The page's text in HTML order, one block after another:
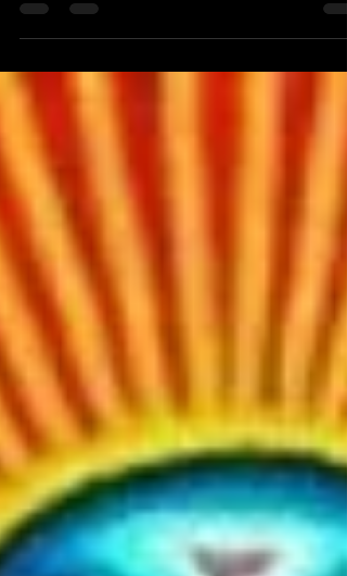
Casina (RE), 4-5 Giugno 2022.
Madre Terra per purificarci, connetterci alla nostra
Essenza e al Divino e rinascere.